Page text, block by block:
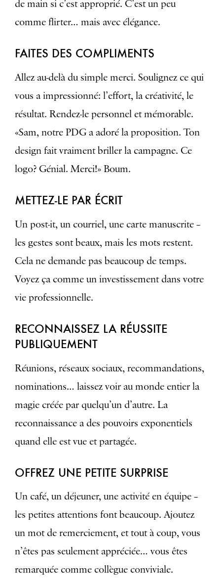
de main si c’est approprié. C’est un peu
comme flirter… mais avec élégance.
FAITES DES COMPLIMENTS
Allez au-delà du simple merci. Soulignez ce qui
vous a impressionné: l’effort, la créativité, le
résultat. Rendez-le personnel et mémorable.
«Sam, notre PDG a adoré la proposition. Ton
design fait vraiment briller la campagne. Ce
logo? Génial. Merci!» Boum.
METTEZ-LE PAR ÉCRIT
Un post-it, un courriel, une carte manuscrite –
les gestes sont beaux, mais les mots restent.
Cela ne demande pas beaucoup de temps.
Voyez ça comme un investissement dans votre
vie professionnelle.
RECONNAISSEZ LA RÉUSSITE
PUBLIQUEMENT
Réunions, réseaux sociaux, recommandations,
nominations… laissez voir au monde entier la
magie créée par quelqu’un d’autre. La
reconnaissance a des pouvoirs exponentiels
quand elle est vue et partagée.
OFFREZ UNE PETITE SURPRISE
Un café, un déjeuner, une activité en équipe –
les petites attentions font beaucoup. Ajoutez
un mot de remerciement, et tout à coup, vous
n’êtes pas seulement appréciée… vous êtes
remarquée comme collègue conviviale.